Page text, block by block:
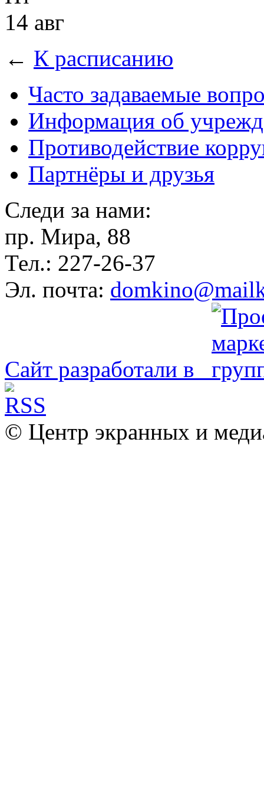
14 авг
← К расписанию
Часто задаваемые
Информация об
Противодействие
Партнёры и друзья
Следи за нами:
пр. Мира, 88
Тел.: 227-26-37
Эл. почта:
Сайт разработали в
© Центр экранных и